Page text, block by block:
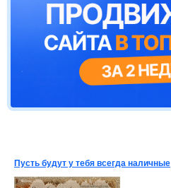
Пусть будут у тебя всегда наличные